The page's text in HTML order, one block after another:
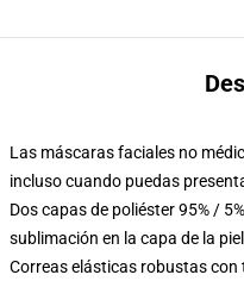
Las máscaras faciales no
incluso cuando puedas
Dos capas de poliéster 95% /
sublimación en la capa de la piel
Correas elásticas robustas